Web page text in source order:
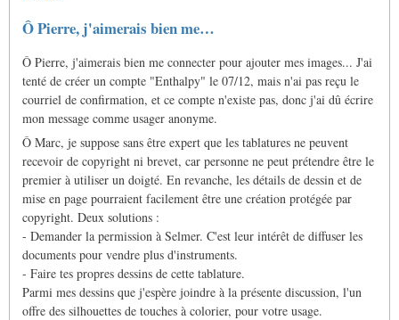
Ô Pierre, j'aimerais bien me…
Ô Pierre, j'aimerais bien me connecter pour ajouter mes images... J'ai
tenté de créer un compte "Enthalpy" le 07/12, mais n'ai pas reçu le
courriel de confirmation, et ce compte n'existe pas, donc j'ai dû écrire
mon message comme usager anonyme.
Ô Marc, je suppose sans être expert que les tablatures ne peuvent
recevoir de copyright ni brevet, car personne ne peut prétendre être le
premier à utiliser un doigté. En revanche, les détails de dessin et de
mise en page pourraient facilement être une création protégée par
copyright. Deux solutions :
- Demander la permission à Selmer. C'est leur intérêt de diffuser les
documents pour vendre plus d'instruments.
- Faire tes propres dessins de cette tablature.
Parmi mes dessins que j'espère joindre à la présente discussion, l'un
offre des silhouettes de touches à colorier, pour votre usage.